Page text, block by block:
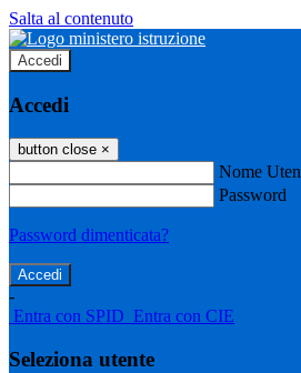
Salta al contenuto
Accedi
Accedi
button close ×
Nome
Password
Password dimenticata?
-
Entra con SPID Entra con CIE
Seleziona utente